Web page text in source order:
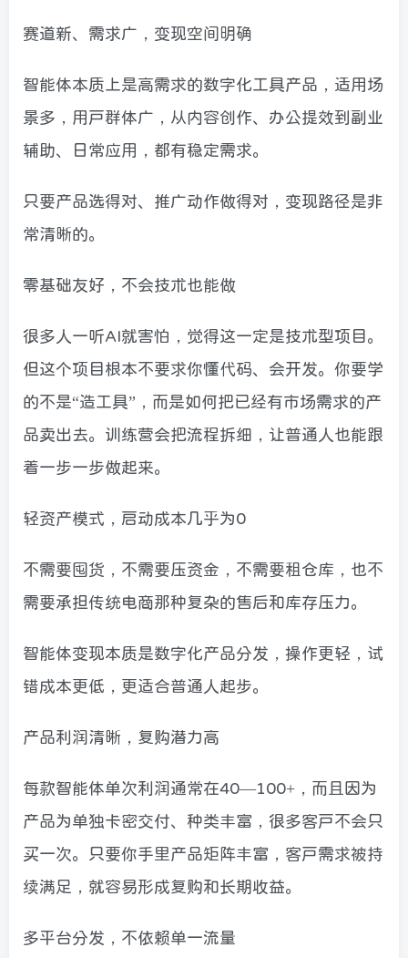
赛道新、需求广，变现空间明确
智能体本质上是高需求的数字化工具产品，适用场
景多，用户群体广，从内容创作、办公提效到副业
辅助、日常应用，都有稳定需求。
只要产品选得对、推广动作做得对，变现路径是非
常清晰的。
零基础友好，不会技术也能做
很多人一听AI就害怕，觉得这一定是技术型项目。
但这个项目根本不要求你懂代码、会开发。你要学
的不是“造工具”，而是如何把已经有市场需求的产
品卖出去。训练营会把流程拆细，让普通人也能跟
着一步一步做起来。
轻资产模式，启动成本几乎为0
不需要囤货，不需要压资金，不需要租仓库，也不
需要承担传统电商那种复杂的售后和库存压力。
智能体变现本质是数字化产品分发，操作更轻，试
错成本更低，更适合普通人起步。
产品利润清晰，复购潜力高
每款智能体单次利润通常在40—100+，而且因为
产品为单独卡密交付、种类丰富，很多客户不会只
买一次。只要你手里产品矩阵丰富，客户需求被持
续满足，就容易形成复购和长期收益。
多平台分发，不依赖单一流量